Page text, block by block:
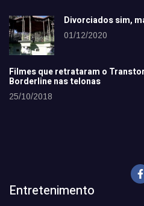
Divorciados sim,
01/12/2020
Filmes que retrataram o
Borderline nas telonas
25/10/2018
Entretenimento